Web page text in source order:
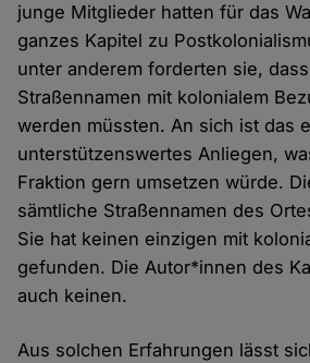
junge Mitglieder hatten für das
ganzes Kapitel zu
unter anderem forderten sie,
Straßennamen mit kolonialem
werden müssten. An sich ist das
unterstützenswertes Anliegen,
Fraktion gern umsetzen würde.
sämtliche Straßennamen des
Sie hat keinen einzigen mit
gefunden. Die Autor*innen des
auch keinen.
Aus solchen Erfahrungen lässt